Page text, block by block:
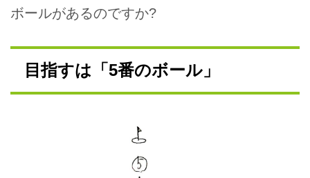
ボールがあるのですか?
目指すは「5番のボール」